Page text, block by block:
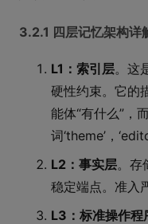
3.2.1 四层记忆架构详
L1：索引层。这
硬性约束。它的
能体“有什么”，
词‘theme’，
L2：事实层。存
稳定端点。准入
L3：标准操作程